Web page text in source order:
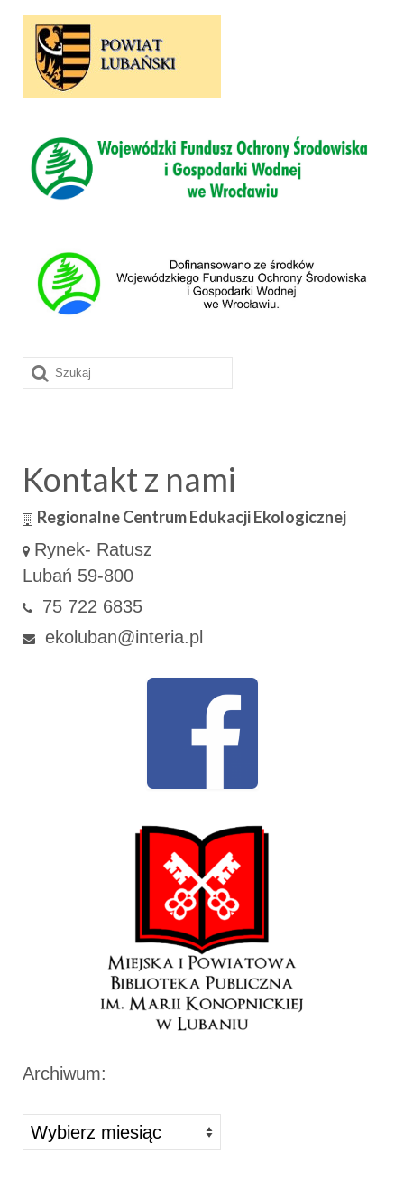
Szuklaj
w:
Kontakt z nami
Regionalne Centrum Edukacji Ekologicznej
Rynek- Ratusz
Lubań 59-800
75 722 6835
ekoluban@interia.pl
Archiwum:
Archiwa